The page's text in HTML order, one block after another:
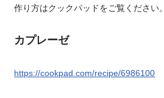
作り方はクックパッドをご覧ください。
カプレーゼ
https://cookpad.com/recipe/6986100